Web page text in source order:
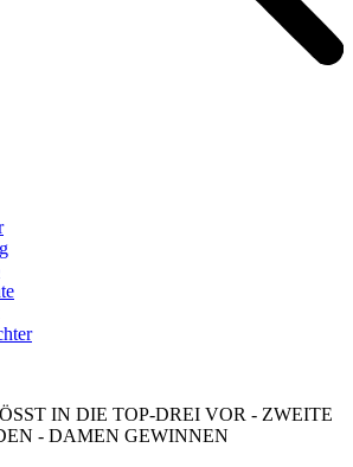
IN DIE TOP-DREI VOR - ZWEITE
- DAMEN GEWINNEN